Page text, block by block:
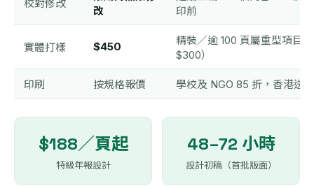
校對修改
改
印前
實體打樣 $450
精裝／逾 100 頁屬重型項目
$300）
印刷 按規格報價 學校及 NGO 85 折，香港送
$188／頁起
特級年報設計
48–72 小時
設計初稿（首批版面）